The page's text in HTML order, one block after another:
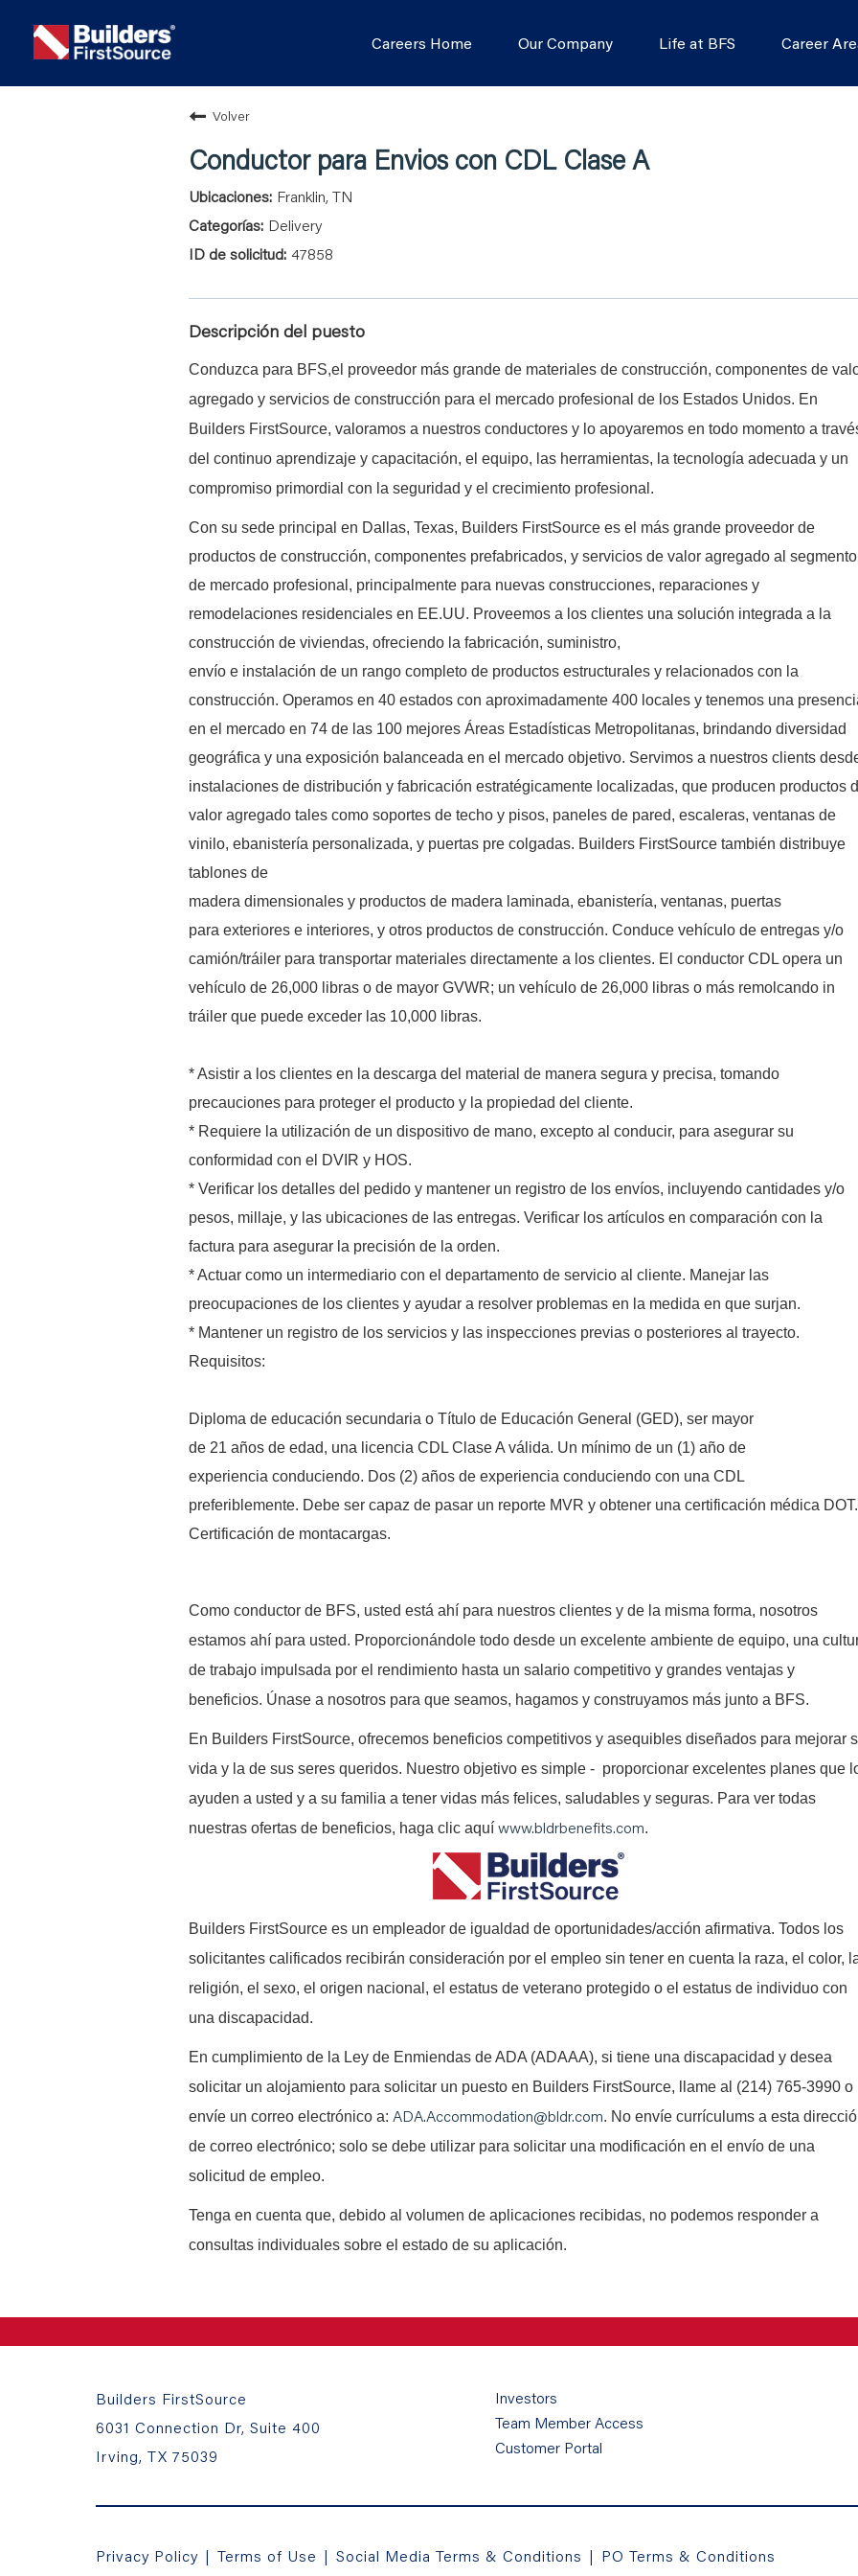
Careers Home Our Company Life at BFS Career
Volver
Conductor para Envios con CDL Clase A
Franklin, TN
Delivery
47858
Descripción del puesto
Conduzca para BFS,el proveedor más grande de materiales de construcción, componentes de
agregado y servicios de construcción para el mercado profesional de los Estados Unidos. En
Builders FirstSource, valoramos a nuestros conductores y lo apoyaremos en todo momento a
del continuo aprendizaje y capacitación, el equipo, las herramientas, la tecnología adecuada y un
compromiso primordial con la seguridad y el crecimiento profesional.
Con su sede principal en Dallas, Texas, Builders FirstSource es el más grande proveedor de
productos de construcción, componentes prefabricados, y servicios de valor agregado al segmento
de mercado profesional, principalmente para nuevas construcciones, reparaciones y
remodelaciones residenciales en EE.UU. Proveemos a los clientes una solución integrada a la
construcción de viviendas, ofreciendo la fabricación, suministro,
envío e instalación de un rango completo de productos estructurales y relacionados con la
construcción. Operamos en 40 estados con aproximadamente 400 locales y tenemos una
en el mercado en 74 de las 100 mejores Áreas Estadísticas Metropolitanas, brindando diversidad
geográfica y una exposición balanceada en el mercado objetivo. Servimos a nuestros clients
instalaciones de distribución y fabricación estratégicamente localizadas, que producen productos
valor agregado tales como soportes de techo y pisos, paneles de pared, escaleras, ventanas de
vinilo, ebanistería personalizada, y puertas pre colgadas. Builders FirstSource también distribuye
tablones de
madera dimensionales y productos de madera laminada, ebanistería, ventanas, puertas
para exteriores e interiores, y otros productos de construcción. Conduce vehículo de entregas y/o
camión/tráiler para transportar materiales directamente a los clientes. El conductor CDL opera un
vehículo de 26,000 libras o de mayor GVWR; un vehículo de 26,000 libras o más remolcando in
tráiler que puede exceder las 10,000 libras.
* Asistir a los clientes en la descarga del material de manera segura y precisa, tomando
precauciones para proteger el producto y la propiedad del cliente.
* Requiere la utilización de un dispositivo de mano, excepto al conducir, para asegurar su
conformidad con el DVIR y HOS.
* Verificar los detalles del pedido y mantener un registro de los envíos, incluyendo cantidades y/o
pesos, millaje, y las ubicaciones de las entregas. Verificar los artículos en comparación con la
factura para asegurar la precisión de la orden.
* Actuar como un intermediario con el departamento de servicio al cliente. Manejar las
preocupaciones de los clientes y ayudar a resolver problemas en la medida en que surjan.
* Mantener un registro de los servicios y las inspecciones previas o posteriores al trayecto.
Requisitos:
Diploma de educación secundaria o Título de Educación General (GED), ser mayor
de 21 años de edad, una licencia CDL Clase A válida. Un mínimo de un (1) año de
experiencia conduciendo. Dos (2) años de experiencia conduciendo con una CDL
preferiblemente. Debe ser capaz de pasar un reporte MVR y obtener una certificación médica DOT.
Certificación de montacargas.
Como conductor de BFS, usted está ahí para nuestros clientes y de la misma forma, nosotros
estamos ahí para usted. Proporcionándole todo desde un excelente ambiente de equipo, una
de trabajo impulsada por el rendimiento hasta un salario competitivo y grandes ventajas y
beneficios. Únase a nosotros para que seamos, hagamos y construyamos más junto a BFS.
En Builders FirstSource, ofrecemos beneficios competitivos y asequibles diseñados para mejorar
vida y la de sus seres queridos. Nuestro objetivo es simple - proporcionar excelentes planes que
ayuden a usted y a su familia a tener vidas más felices, saludables y seguras. Para ver todas
nuestras ofertas de beneficios, haga clic aquí www.bldrbenefits.com.
Builders FirstSource es un empleador de igualdad de oportunidades/acción afirmativa. Todos los
solicitantes calificados recibirán consideración por el empleo sin tener en cuenta la raza, el color,
religión, el sexo, el origen nacional, el estatus de veterano protegido o el estatus de individuo con
una discapacidad.
En cumplimiento de la Ley de Enmiendas de ADA (ADAAA), si tiene una discapacidad y desea
solicitar un alojamiento para solicitar un puesto en Builders FirstSource, llame al (214) 765-3990 o
envíe un correo electrónico a: ADA.Accommodation@bldr.com. No envíe currículums a esta
de correo electrónico; solo se debe utilizar para solicitar una modificación en el envío de una
solicitud de empleo.
Tenga en cuenta que, debido al volumen de aplicaciones recibidas, no podemos responder a
consultas individuales sobre el estado de su aplicación.
Builders FirstSource
6031 Connection Dr, Suite 400
Irving, TX 75039
Investors
Team Member Access
Customer Portal
Privacy Policy | Terms of Use | Social Media Terms & Conditions | PO Terms & Conditions